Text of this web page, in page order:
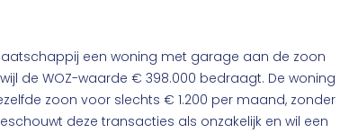
een woning met garage aan de zoon
de WOZ-waarde € 398.000 bedraagt. De woning
zoon voor slechts € 1.200 per maand, zonder
deze transacties als onzakelijk en wil een